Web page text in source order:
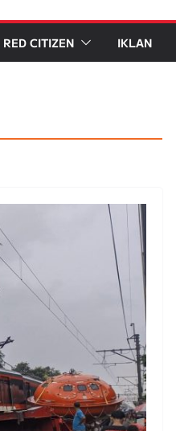
RED CITIZEN IKLAN